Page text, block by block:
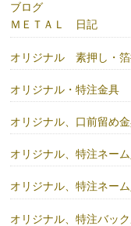
ブログ
ＭＥＴＡＬ 日記
オリジナル 素押し・
オリジナル・特注金具
オリジナル、口前留め
オリジナル、特注ネー
オリジナル、特注ネー
オリジナル、特注バッ